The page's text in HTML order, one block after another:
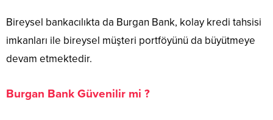
Bireysel bankacılıkta da Burgan Bank, kolay kredi tahsisi
imkanları ile bireysel müşteri portföyünü da büyütmeye
devam etmektedir.
Burgan Bank Güvenilir mi ?